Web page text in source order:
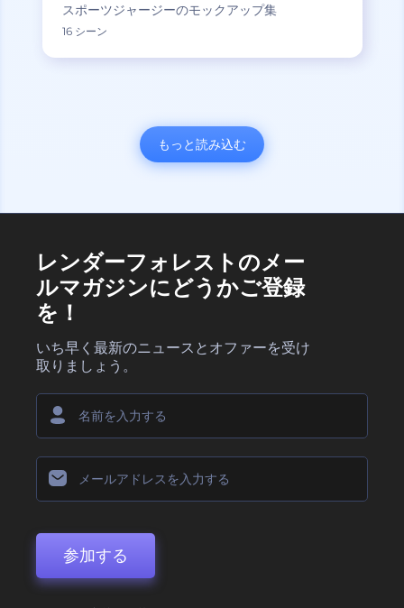
スポーツジャージーのモックアップ集
16 シーン
もっと読み込む
レンダーフォレストのメー
ルマガジンにどうかご登録
を！
いち早く最新のニュースとオファーを受け
取りましょう。
参加する